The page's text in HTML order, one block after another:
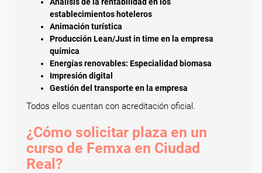
establecimientos hoteleros
Animación turística
Producción Lean/Just in time en la empresa
química
Energías renovables: Especialidad biomasa
Impresión digital
Gestión del transporte en la empresa
Todos ellos cuentan con acreditación oficial.
¿Cómo solicitar plaza en un
curso de Femxa en Ciudad
Real?